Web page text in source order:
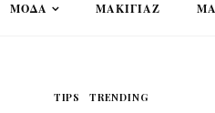
ΜΟΔΑ ΜΑΚΙΓΙΆΖ
TIPS TRENDING